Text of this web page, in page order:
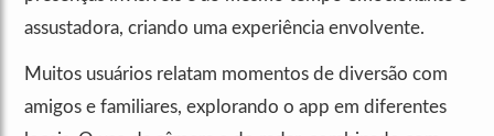
assustadora, criando uma experiência envolvente.
Muitos usuários relatam momentos de diversão com
amigos e familiares, explorando o app em diferentes